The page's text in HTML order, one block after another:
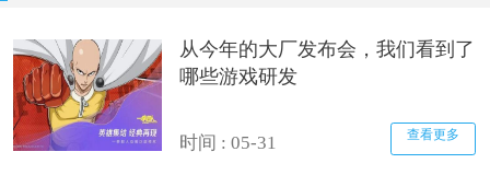
从今年的大厂发布会，我们看到了
哪些游戏研发
时间 : 05-31 查看更多